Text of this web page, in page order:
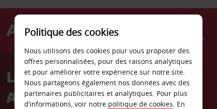
Menu
AvisLocation de voiture
Aéroport de Trenton
Politique des cookies
Nous utilisons des cookies pour vous proposer des
offres personnalisées, pour des raisons analytiques
et pour améliorer votre expérience sur notre site.
Nous partageons également nos données avec des
partenaires publicitaires et analytiques. Pour plus
d’informations, voir notre politique de cookies. En